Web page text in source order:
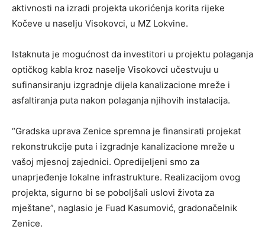
aktivnosti na izradi projekta ukorićenja korita rijeke
Kočeve u naselju Visokovci, u MZ Lokvine.
Istaknuta je mogućnost da investitori u projektu polaganja
optičkog kabla kroz naselje Visokovci učestvuju u
sufinansiranju izgradnje dijela kanalizacione mreže i
asfaltiranja puta nakon polaganja njihovih instalacija.
“Gradska uprava Zenice spremna je finansirati projekat
rekonstrukcije puta i izgradnje kanalizacione mreže u
vašoj mjesnoj zajednici. Opredijeljeni smo za
unaprjeđenje lokalne infrastrukture. Realizacijom ovog
projekta, sigurno bi se poboljšali uslovi života za
mještane”, naglasio je Fuad Kasumović, gradonačelnik
Zenice.